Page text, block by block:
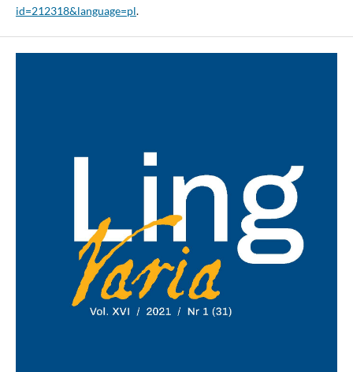
id=212318&language=pl.